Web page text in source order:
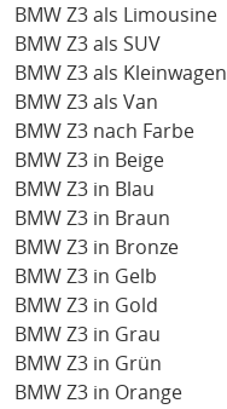
BMW Z3 als Limousine
BMW Z3 als SUV
BMW Z3 als Kleinwagen
BMW Z3 als Van
BMW Z3 nach Farbe
BMW Z3 in Beige
BMW Z3 in Blau
BMW Z3 in Braun
BMW Z3 in Bronze
BMW Z3 in Gelb
BMW Z3 in Gold
BMW Z3 in Grau
BMW Z3 in Grün
BMW Z3 in Orange